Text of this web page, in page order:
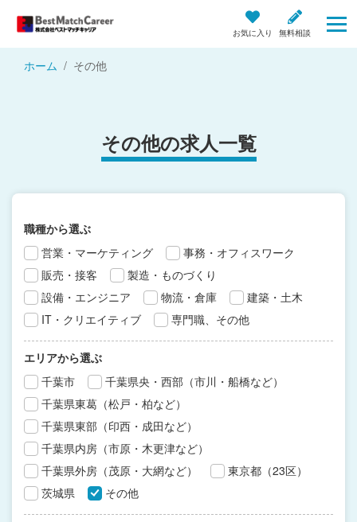
お気に入り 無料相談
ホーム その他
その他の求人一覧
職種から選ぶ
営業・マーケティング
事務・オフィスワーク
販売・接客
製造・ものづくり
設備・エンジニア
物流・倉庫
建築・土木
IT・クリエイティブ
専門職、その他
エリアから選ぶ
千葉市
千葉県央・西部（市川・船橋など）
千葉県東葛（松戸・柏など）
千葉県東部（印西・成田など）
千葉県内房（市原・木更津など）
千葉県外房（茂原・大網など）
東京都（23区）
茨城県
その他